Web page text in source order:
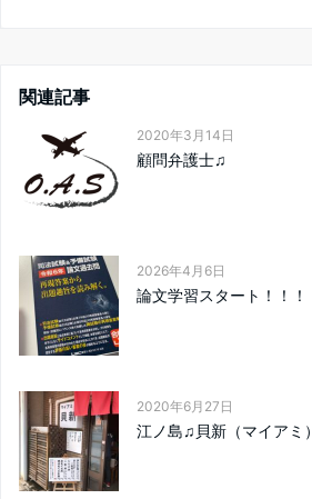
関連記事
2020年3月14日
顧問弁護士♫
2026年4月6日
論文学習スタート！！！
2020年6月27日
江ノ島♫貝新（マイアミ）